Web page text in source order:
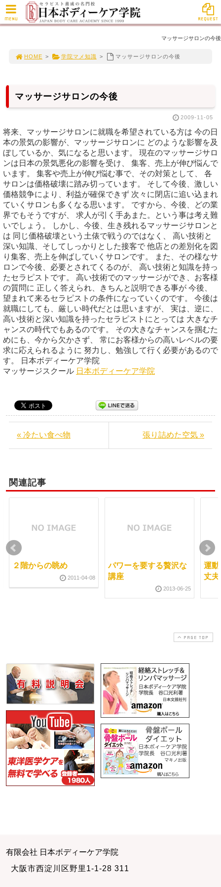
マッサージサロンの今後
HOME > 学院マメ知識 > マッサージサロンの今後
マッサージサロンの今後
2009-11-05
将来、マッサージサロンに就職を希望されている方は 今の日
本の景気の影響が、マッサージサロンに どのような影響を及
ぼしているか、気になると思います。 現在のマッサージサロ
ンは日本の景気悪化の影響を受け、 集客、売上が伸び悩んで
います。 集客や売上が伸び悩む事で、その対策として、 各
サロンは価格破壊に踏み切っています。 そして今後、激しい
価格競争により、利益が確保できず 次々に閉店に追い込まれ
ていくサロンも多くなる思います。 ですから、今後、どの業
界でもそうですが、 求人が引く手あまた。という事は考え難
いでしょう。 しかし、今後、生き残れるマッサージサロンと
は 同じ価格破壊という土俵で戦うのではなく、 高い技術と
深い知識、そしてしっかりとした接客で 他店との差別化を図
り集客、売上を伸ばしていくサロンです。 また、その様なサ
ロンで今後、必要とされてくるのが、 高い技術と知識を持っ
たセラピストです。 高い技術でのマッサージができ、お客様
の質問に 正しく答えられ、きちんと説明できる事が 今後、
望まれて来るセラピストの条件になっていくのです。 今後は
就職にしても、厳しい時代だとは思いますが、 実は、逆に、
高い技術と深い知識を持ったセラピストにとっては 大きなチ
ャンスの時代でもあるのです。 その大きなチャンスを掴むた
めにも、今から欠かさず、 常にお客様からの高いレベルの要
求に応えられるように 努力し、勉強して行く必要があるので
す。 日本ボディーケア学院
マッサージスクール 日本ボディーケア学院
« 冷たい食べ物 張り詰めた空気 »
関連記事
２階からの眺め
2011-04-08
パワーを要する贅沢な
講座
2013-06-25
運
丈
PAGE TOP
有限会社 日本ボディーケア学院
大阪市西淀川区野里1-1-28 311
MENU REQUEST